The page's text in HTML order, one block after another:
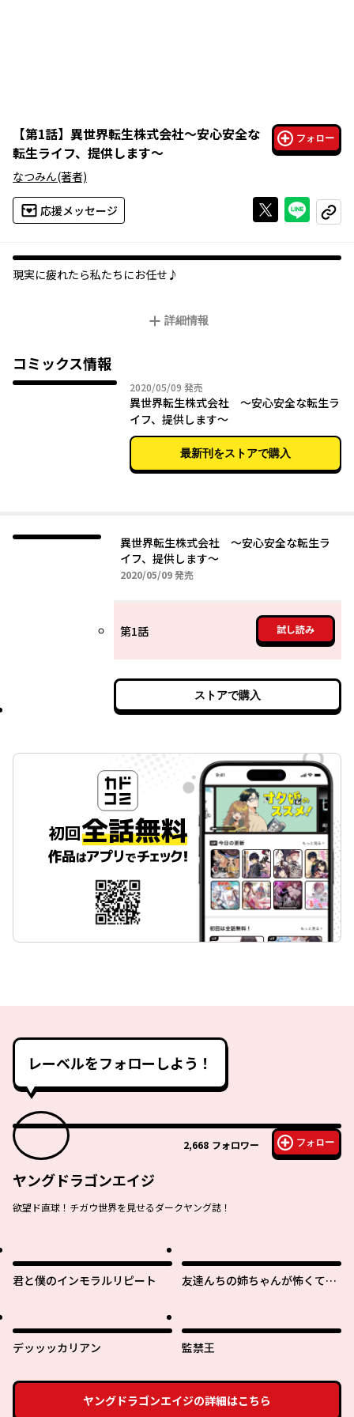
【第1話】 異世界転生株式会社～安心安全な
転生ライフ、提供します～
フォロー
なつみん(著者)
応援メッセージ Xで投稿する
ライン
コピー
現実に疲れたら私たちにお任せ♪
詳細情報
コミックス情報
2020/05/09 2020年05月09日
発売
異世界転生株式会社 〜安心安全な転生ラ
イフ、提供します〜
最新刊をストアで購入
異世界転生株式会社 〜安心安全な転生ラ
イフ、提供します〜
2020/05/092020年05月09日
発売
第1話 試し読み
ストアで購入
レーベルをフォローしよう！
2,668 フォロワー フォロー
ヤングドラゴンエイジ
欲望ド直球！チガウ世界を見せるダークヤング誌！
君と僕のインモラルリピート
友達んちの姉ちゃんが怖くてい
デッッッカリアン 監禁王
ヤングドラゴンエイジの詳細はこちら